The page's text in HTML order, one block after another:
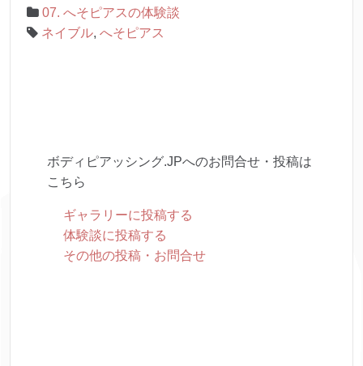
07. へそピアスの体験談
ネイブル, へそピアス
ボディピアッシング.JPへのお問合せ・投稿は
こちら
ギャラリーに投稿する
体験談に投稿する
その他の投稿・お問合せ